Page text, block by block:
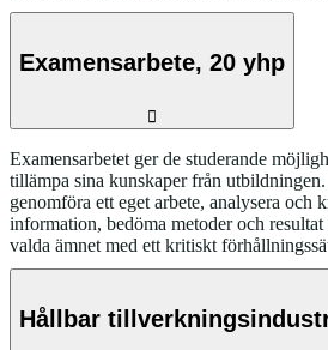
Examensarbete, 20 yhp
Examensarbetet ger de studerande
tillämpa sina kunskaper från
genomföra ett eget arbete, analysera och
information, bedöma metoder och
valda ämnet med ett kritiskt
Hållbar